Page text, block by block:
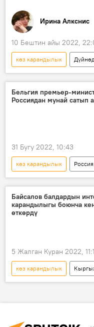
Ирина Алкснис
10 Бештин айы 2022,
көз карандылык
Европа
АКШ
согуш
Бельгия премьер-
Россиядан мунай сатып
31 Бугу 2022, 10:43
көз карандылык Россия
Венгрия
Чехия
санкциялар
Байсалов балдардын
карандылыгы боюнча
өткөрдү
5 Жалган Куран 2022,
көз карандылык
гаджет
Эдил